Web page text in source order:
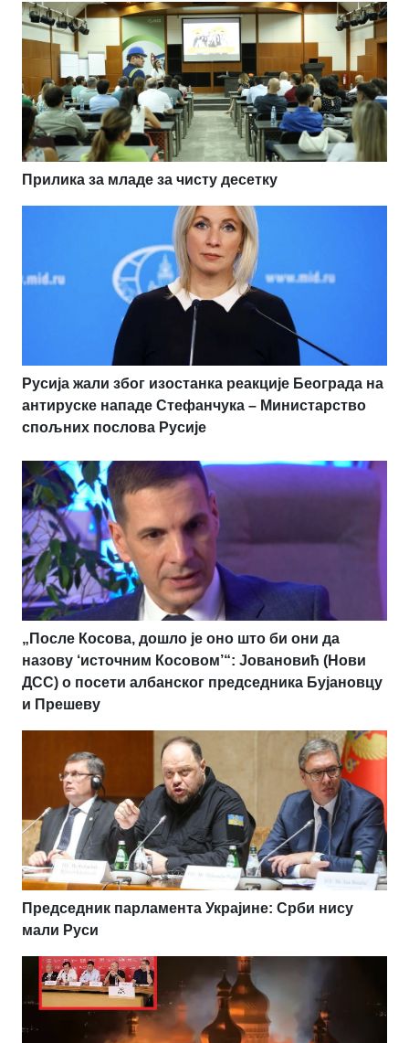
Прилика за младе за чисту десетку
Русија жали због изостанка реакције Београда на
антируске нападе Стефанчука – Министарство
спољних послова Русије
„После Косова, дошло је оно што би они да
назову ‘источним Косовом’“: Јовановић (Нови
ДСС) о посети албанског председника Бујановцу
и Прешеву
Председник парламента Украјине: Срби нису
мали Руси